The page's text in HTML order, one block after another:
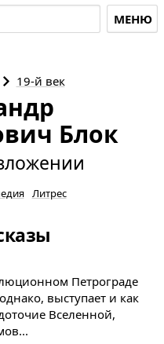
МЕНЮ
19-й век
Блок
Литрес
Петрограде
выступает и как
Вселенной,